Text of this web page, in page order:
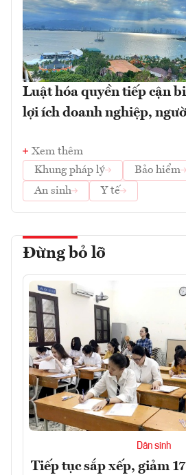
Luật hóa quyền tiếp cận
lợi ích doanh nghiệp,
Xem thêm
Khung pháp lý
Bảo hiểm
An sinh
Y tế
Đừng bỏ lỡ
Dân sinh
Tiếp tục sắp xếp, giảm